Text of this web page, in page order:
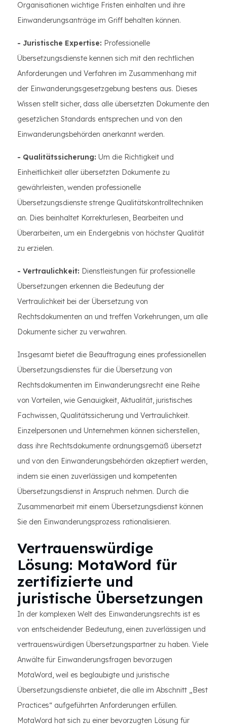
Organisationen wichtige Fristen einhalten und ihre
Einwanderungsanträge im Griff behalten können.
- Juristische Expertise: Professionelle
Übersetzungsdienste kennen sich mit den rechtlichen
Anforderungen und Verfahren im Zusammenhang mit
der Einwanderungsgesetzgebung bestens aus. Dieses
Wissen stellt sicher, dass alle übersetzten Dokumente den
gesetzlichen Standards entsprechen und von den
Einwanderungsbehörden anerkannt werden.
- Qualitätssicherung: Um die Richtigkeit und
Einheitlichkeit aller übersetzten Dokumente zu
gewährleisten, wenden professionelle
Übersetzungsdienste strenge Qualitätskontrolltechniken
an. Dies beinhaltet Korrekturlesen, Bearbeiten und
Überarbeiten, um ein Endergebnis von höchster Qualität
zu erzielen.
- Vertraulichkeit: Dienstleistungen für professionelle
Übersetzungen erkennen die Bedeutung der
Vertraulichkeit bei der Übersetzung von
Rechtsdokumenten an und treffen Vorkehrungen, um alle
Dokumente sicher zu verwahren.
Insgesamt bietet die Beauftragung eines professionellen
Übersetzungsdienstes für die Übersetzung von
Rechtsdokumenten im Einwanderungsrecht eine Reihe
von Vorteilen, wie Genauigkeit, Aktualität, juristisches
Fachwissen, Qualitätssicherung und Vertraulichkeit.
Einzelpersonen und Unternehmen können sicherstellen,
dass ihre Rechtsdokumente ordnungsgemäß übersetzt
und von den Einwanderungsbehörden akzeptiert werden,
indem sie einen zuverlässigen und kompetenten
Übersetzungsdienst in Anspruch nehmen. Durch die
Zusammenarbeit mit einem Übersetzungsdienst können
Sie den Einwanderungsprozess rationalisieren.
Vertrauenswürdige
Lösung: MotaWord für
zertifizierte und
juristische Übersetzungen
In der komplexen Welt des Einwanderungsrechts ist es
von entscheidender Bedeutung, einen zuverlässigen und
vertrauenswürdigen Übersetzungspartner zu haben. Viele
Anwälte für Einwanderungsfragen bevorzugen
MotaWord, weil es beglaubigte und juristische
Übersetzungsdienste anbietet, die alle im Abschnitt „Best
Practices“ aufgeführten Anforderungen erfüllen.
MotaWord hat sich zu einer bevorzugten Lösung für